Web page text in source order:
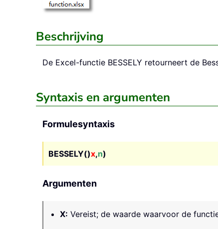
Beschrijving
De Excel-functie BESSELY retourneert de
Syntaxis en argumenten
Formulesyntaxis
BESSELY()x,n)
Argumenten
X: Vereist; de waarde waarvoor de